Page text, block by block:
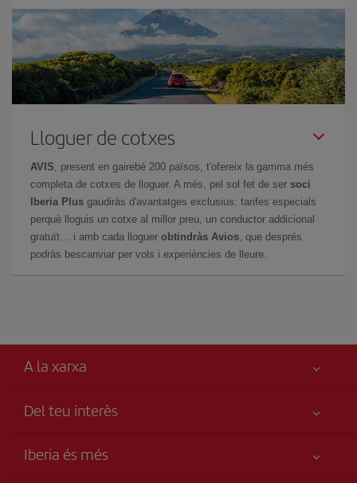
Lloguer de cotxes
AVIS , present en gairebé 200 països, t'ofereix la gamma més
completa de cotxes de lloguer. A més, pel sol fet de ser soci
Iberia Plus gaudiràs d'avantatges exclusius: tarifes especials
perquè lloguis un cotxe al millor preu, un conductor addicional
gratuït… i amb cada lloguer obtindràs Avios , que després
podràs bescanviar per vols i experiències de lleure.
A la xarxa
Del teu interès
La teva seguretat és el més importat
Iberia és més